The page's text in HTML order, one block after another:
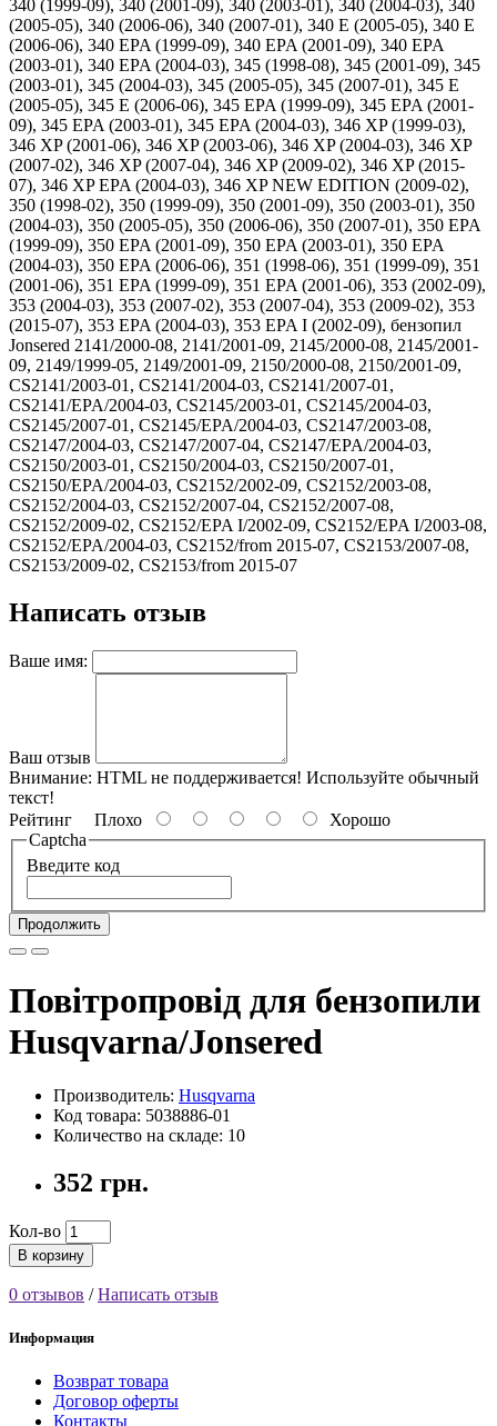
340 (1999-09), 340 (2001-09), 340 (2003-01), 340 (2004-03), 340
(2005-05), 340 (2006-06), 340 (2007-01), 340 E (2005-05), 340 E
(2006-06), 340 EPA (1999-09), 340 EPA (2001-09), 340 EPA
(2003-01), 340 EPA (2004-03), 345 (1998-08), 345 (2001-09), 345
(2003-01), 345 (2004-03), 345 (2005-05), 345 (2007-01), 345 E
(2005-05), 345 E (2006-06), 345 EPA (1999-09), 345 EPA (2001-
09), 345 EPA (2003-01), 345 EPA (2004-03), 346 XP (1999-03),
346 XP (2001-06), 346 XP (2003-06), 346 XP (2004-03), 346 XP
(2007-02), 346 XP (2007-04), 346 XP (2009-02), 346 XP (2015-
07), 346 XP EPA (2004-03), 346 XP NEW EDITION (2009-02),
350 (1998-02), 350 (1999-09), 350 (2001-09), 350 (2003-01), 350
(2004-03), 350 (2005-05), 350 (2006-06), 350 (2007-01), 350 EPA
(1999-09), 350 EPA (2001-09), 350 EPA (2003-01), 350 EPA
(2004-03), 350 EPA (2006-06), 351 (1998-06), 351 (1999-09), 351
(2001-06), 351 EPA (1999-09), 351 EPA (2001-06), 353 (2002-09),
353 (2004-03), 353 (2007-02), 353 (2007-04), 353 (2009-02), 353
(2015-07), 353 EPA (2004-03), 353 EPA I (2002-09), бензопил
Jonsered 2141/2000-08, 2141/2001-09, 2145/2000-08, 2145/2001-
09, 2149/1999-05, 2149/2001-09, 2150/2000-08, 2150/2001-09,
CS2141/2003-01, CS2141/2004-03, CS2141/2007-01,
CS2141/EPA/2004-03, CS2145/2003-01, CS2145/2004-03,
CS2145/2007-01, CS2145/EPA/2004-03, CS2147/2003-08,
CS2147/2004-03, CS2147/2007-04, CS2147/EPA/2004-03,
CS2150/2003-01, CS2150/2004-03, CS2150/2007-01,
CS2150/EPA/2004-03, CS2152/2002-09, CS2152/2003-08,
CS2152/2004-03, CS2152/2007-04, CS2152/2007-08,
CS2152/2009-02, CS2152/EPA I/2002-09, CS2152/EPA I/2003-08,
CS2152/EPA/2004-03, CS2152/from 2015-07, CS2153/2007-08,
CS2153/2009-02, CS2153/from 2015-07
Написать отзыв
Ваше имя:
Ваш отзыв
Внимание: HTML не поддерживается! Используйте обычный
текст!
Рейтинг Плохо
Хорошо
Captcha
Введите код
Продолжить
Повітропровід для бензопили
Husqvarna/Jonsered
Производитель: Husqvarna
Код товара: 5038886-01
Количество на складе: 10
352 грн.
Кол-во
В корзину
0 отзывов /Написать отзыв
Информация
Возврат товара
Договор оферты
Контакты